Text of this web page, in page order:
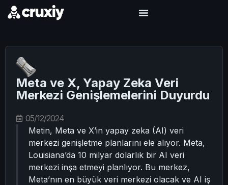
Meta ve X, Yapay Zeka Veri
Merkezi Genişlemelerini Duyurdu
05/12/2024
Metin, Meta ve X’in yapay zeka (AI) veri
merkezi genişletme planlarını ele alıyor. Meta,
Louisiana’da 10 milyar dolarlık bir AI veri
merkezi inşa etmeyi planlıyor. Bu merkez,
Meta’nın en büyük veri merkezi olacak ve AI iş